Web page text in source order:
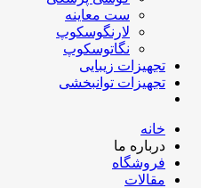
ست معاینه
لارنگوسکوپ
نگاتوسکوپ
تجهیزات زیبایی
تجهیزات توانبخشی
خانه
درباره ما
فروشگاه
مقالات